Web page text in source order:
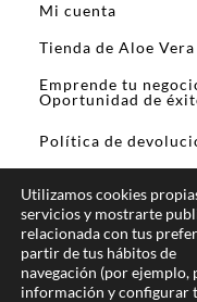
Mi cuenta
Tienda de Aloe Vera
Emprende tu
Oportunidad de
Política de
En calidad de
programas de
Utilizamos cookies
servicios y mostrarte
relacionada con tus
partir de tus hábitos de
navegación (por ejemplo,
información y configurar